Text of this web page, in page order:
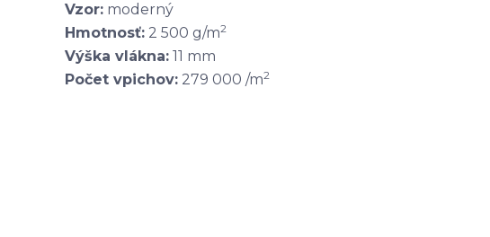
Vzor: moderný
Hmotnosť: 2 500 g/m2
Výška vlákna: 11 mm
Počet vpichov: 279 000 /m2